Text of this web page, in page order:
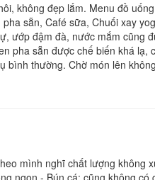
không đẹp lắm. Menu đồ
sẵn, Café sữa, Chuối xay
ướp đậm đà, nước mắm cũng
pha sẵn được chế biến khá lạ,
bình thường. Chờ món lên
mình nghĩ chất lượng không